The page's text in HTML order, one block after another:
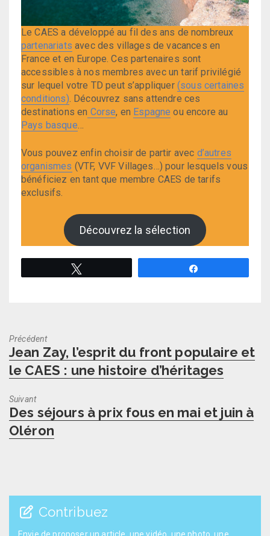
Le CAES a développé au fil des ans de nombreux
partenariats avec des villages de vacances en
France et en Europe. Ces partenaires sont
accessibles à nos membres avec un tarif privilégié
sur lequel votre TD peut s’appliquer (sous certaines
conditions). Découvrez sans attendre ces
destinations en Corse, en Espagne ou encore au
Pays basque…
Vous pouvez enfin choisir de partir avec d’autres
organismes (VTF, VVF Villages…) pour lesquels vous
bénéficiez en tant que membre CAES de tarifs
exclusifs.
Découvrez la sélection
Précédent
Previous
post:
Jean Zay, l’esprit du front populaire et
le CAES : une histoire d’héritages
Suivant
Next
post:
Des séjours à prix fous en mai et juin à
Oléron
Contribuez